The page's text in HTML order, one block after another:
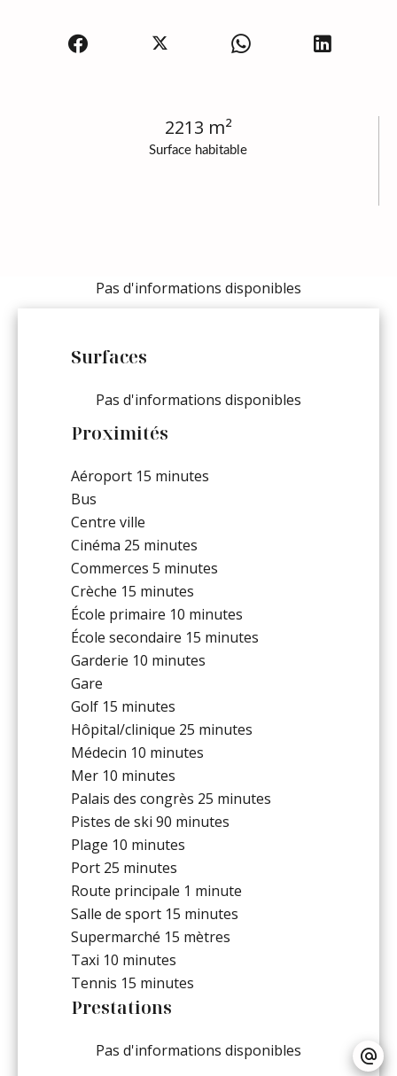
Surface habitable
2213 m²
Pas d'informations disponibles
Surfaces
Pas d'informations disponibles
Proximités
Aéroport 15 minutes
Bus
Centre ville
Cinéma 25 minutes
Commerces 5 minutes
Crèche 15 minutes
École primaire 10 minutes
École secondaire 15 minutes
Garderie 10 minutes
Gare
Golf 15 minutes
Hôpital/clinique 25 minutes
Médecin 10 minutes
Mer 10 minutes
Palais des congrès 25 minutes
Pistes de ski 90 minutes
Plage 10 minutes
Port 25 minutes
Route principale 1 minute
Salle de sport 15 minutes
Supermarché 15 mètres
Taxi 10 minutes
Tennis 15 minutes
Prestations
Pas d'informations disponibles